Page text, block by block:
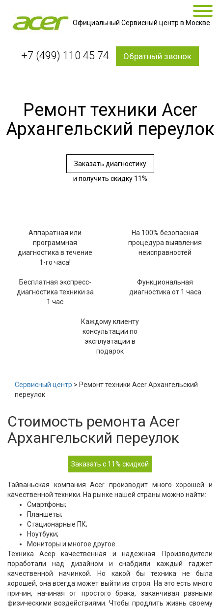
Официальный Сервисный центр в Москве
+7 (499) 110 45 74 Обратный звонок
Ремонт техники Acer
Архангельский переулок
Заказать диагностику
и получить скидку 11%
Аппаратная или
программная
диагностика в течение
1-го часа!
На 100% безопасная
процедура выявления
неисправностей
Бесплатная экспресс-
диагностика техники за
1 час
Функциональная
диагностика от 1 часа
Каждому клиенту
консультации по
эксплуатации в
подарок
Сервисный центр > Ремонт техники Acer Архангельский
переулок
Стоимость ремонта Acer
Архангельский переулок
Заказать с 11% скидкой
Тайваньская компания Acer производит много хорошей и
качественной техники. На рынке нашей страны можно найти:
Смартфоны;
Планшеты;
Стационарные ПК;
Ноутбуки;
Мониторы и многое другое.
Техника Асер качественная и надежная. Производители
поработали над дизайном и снабдили каждый гаджет
качественной начинкой. Но какой бы техника не была
хорошей, она всегда может выйти из строя. На это есть много
причин, начиная от простого брака, заканчивая разными
физическими воздействиями. Чтобы продлить жизнь своему